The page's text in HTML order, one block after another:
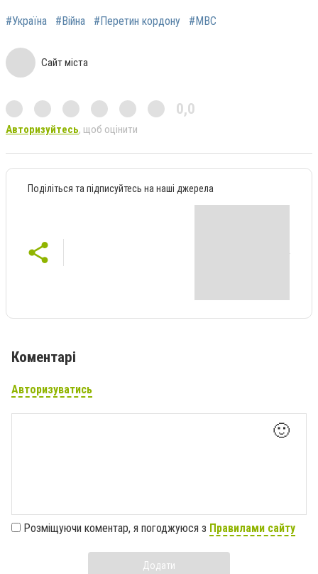
#Україна #Війна #Перетин кордону #МВС
Сайт міста
0,0
Авторизуйтесь, щоб оцінити
Поділіться та підписуйтесь на наші джерела
Коментарі
Авторизуватись
🙂
Розміщуючи коментар, я погоджуюся з Правилами сайту
Додати